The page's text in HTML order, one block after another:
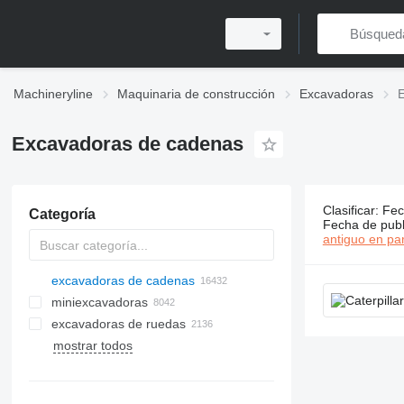
Machineryline Maquinaria de construcción Excavadoras
Excavadoras de cadenas
Categoría
excavadoras de cadenas
miniexcavadoras
excavadoras de ruedas
mostrar todos
16440
Clasificar:
Fecha de
antiguo en